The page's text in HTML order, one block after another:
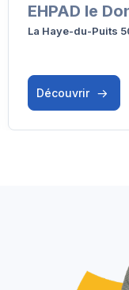
EHPAD le
La Haye-du-Puits
Découvrir